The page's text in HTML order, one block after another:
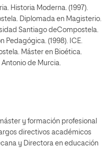
Historia Moderna. (1997).
Diplomada en Magisterio.
Santiago deCompostela.
(1998). ICE.
Máster en Bioética.
de Murcia.
y formación profesional
directivos académicos
y Directora en educación